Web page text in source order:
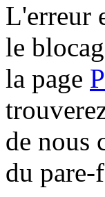
L'erreur
le
la page
de nous
du pare-